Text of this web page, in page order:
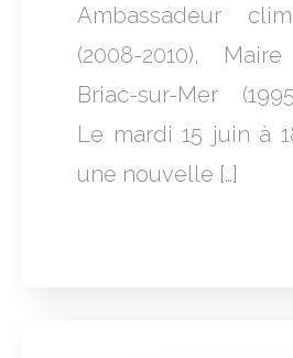
Ambassadeur
(2008-2010),
Briac-sur-Mer
Le mardi 15 juin à
une nouvelle […]